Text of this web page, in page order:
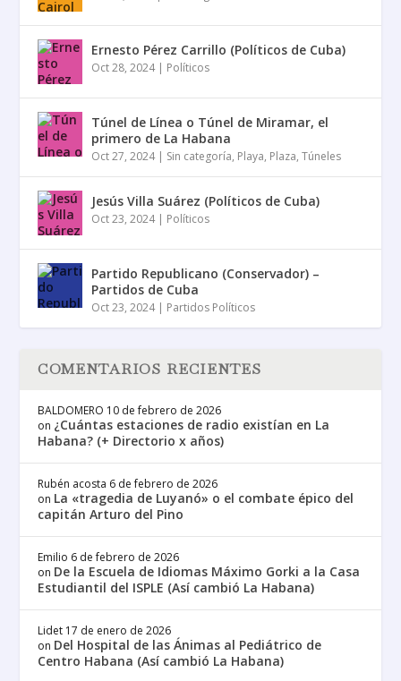
Ernesto Pérez Carrillo (Políticos de Cuba)
Oct 28, 2024| Políticos
Túnel de Línea o Túnel de Miramar, el
primero de La Habana
Oct 27, 2024| Sin categoría, Playa, Plaza,Túneles
Jesús Villa Suárez (Políticos de Cuba)
Oct 23, 2024| Políticos
Partido Republicano (Conservador) –
Partidos de Cuba
Oct 23, 2024| Partidos Políticos
COMENTARIOS RECIENTES
BALDOMERO 10 de febrero de 2026
on ¿Cuántas estaciones de radio existían en La
Habana? (+ Directorio x años)
Rubén acosta 6 de febrero de 2026
on La «tragedia de Luyanó» o el combate épico del
capitán Arturo del Pino
Emilio 6 de febrero de 2026
on De la Escuela de Idiomas Máximo Gorki a la Casa
Estudiantil del ISPLE (Así cambió La Habana)
Lidet 17 de enero de 2026
on Del Hospital de las Ánimas al Pediátrico de
Centro Habana (Así cambió La Habana)